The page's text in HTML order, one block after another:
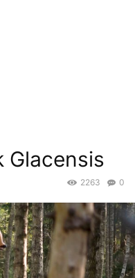
Glacensis
0
2263